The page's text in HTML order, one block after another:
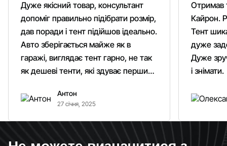
Дуже якісний товар, консультант
допоміг правильно підібрати розмір,
дав поради і тент підійшов ідеально.
Авто зберігається майже як в
гаражі, виглядає тент гарно, не так
як дешеві тенти, які здуває першим
Рекомендую однозначно!
Антон
27 січня, 2025
Отримав
Кайрон.
Тент
дуже
Дуже
і знімати.